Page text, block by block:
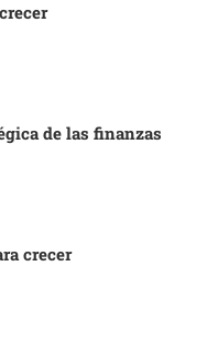
de las finanzas
crecer